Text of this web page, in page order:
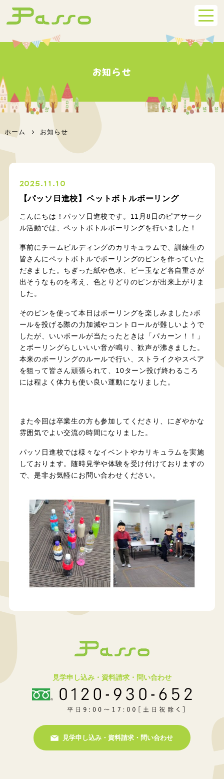
お知らせ
ホーム お知らせ
2025.11.10
【パッソ日進校】ペットボトルボーリング
こんにちは！パッソ日進校です。11月8日のピアサーク
ル活動では、ペットボトルボーリングを行いました！
事前にチームビルディングのカリキュラムで、訓練生の
皆さんにペットボトルでボーリングのピンを作っていた
だきました。ちぎった紙や色水、ビー玉など各自重さが
出そうなものを考え、色とりどりのピンが出来上がりま
した。
そのピンを使って本日はボーリングを楽しみました♪ボ
ールを投げる際の力加減やコントロールが難しいようで
したが、いいボールが当たったときは「パカーン！！」
とボーリングらしいいい音が鳴り、歓声が沸きました。
本来のボーリングのルールで行い、ストライクやスペア
を狙って皆さん頑張られて、10ターン投げ終わるころ
には程よく体力も使い良い運動になりました。
また今回は卒業生の方も参加してくださり、にぎやかな
雰囲気でよい交流の時間になりました。
パッソ日進校では様々なイベントやカリキュラムを実施
しております。随時見学や体験を受け付けておりますの
で、是非お気軽にお問い合わせください。
見学申し込み・資料請求・問い合わせ
見学申し込み・資料請求・問い合わせ